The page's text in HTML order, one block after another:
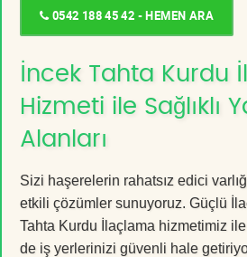
0542 188 45 42 - HEMEN ARA
İncek Tahta Kurdu
Hizmeti ile Sağlıklı
Alanları
Sizi haşerelerin rahatsız edici
etkili çözümler sunuyoruz. Güçlü
Tahta Kurdu İlaçlama hizmetimiz
de iş yerlerinizi güvenli hale